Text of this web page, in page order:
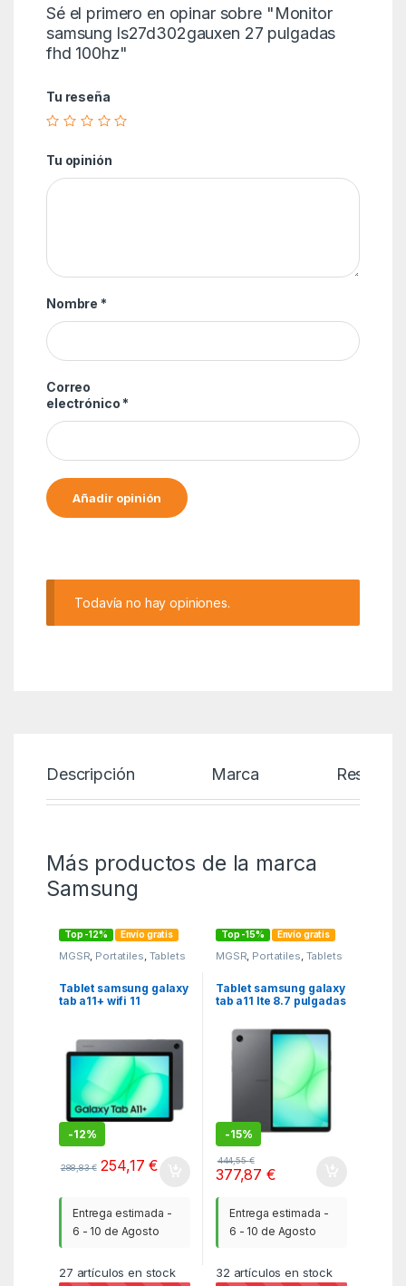
Sé el primero en opinar sobre "Monitor
samsung ls27d302gauxen 27 pulgadas
fhd 100hz"
Tu reseña
Tu opinión
Nombre *
Correo
electrónico *
Todavía no hay opiniones.
Descripción Marca Reseñas
Más productos de la marca
Samsung
Top -12% Envío gratis
MGSR, Portatiles, Tablets
Tablet samsung galaxy
tab a11+ wifi 11
-12%
288,83€ 254,17€
Entrega estimada -
6 - 10 de Agosto
27 artículos en stock
Top -15% Envío gratis
MGSR, Portatiles, Tablets
Tablet samsung galaxy
tab a11 lte 8.7 pulgadas
-15%
444,55€
377,87€
Entrega estimada -
6 - 10 de Agosto
32 artículos en stock